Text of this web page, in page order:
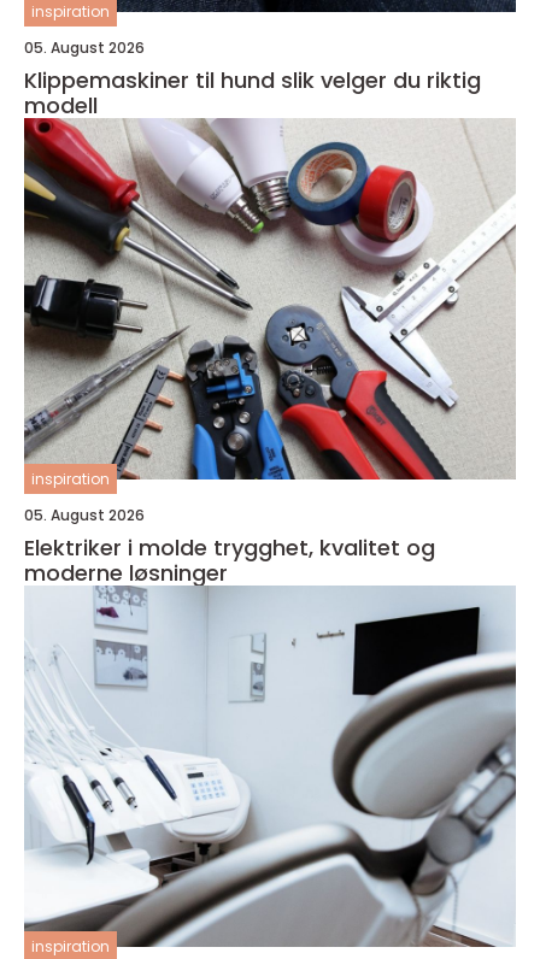
inspiration
05. August 2026
Klippemaskiner til hund slik velger du riktig
modell
inspiration
05. August 2026
Elektriker i molde trygghet, kvalitet og
moderne løsninger
inspiration